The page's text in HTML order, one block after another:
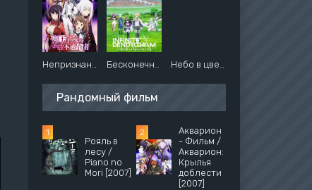
Непризнанный школой владыка демонов Бесконечный Дендрограм Небо в цвету!
Рандомный фильм
Рояль в
лесу /
Piano no
Mori [2007]
Акварион
- Фильм /
Акварион:
Крылья
доблести
[2007]